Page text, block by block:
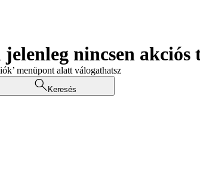
nincsen akciós
menüpont alatt válogathatsz
Keresés